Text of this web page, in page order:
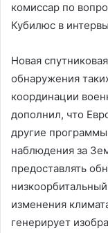
комиссар по
Кубилюс в
Новая
обнаружения
координации
дополнил, что
другие
наблюдения за
предоставлять
изменения
генерирует